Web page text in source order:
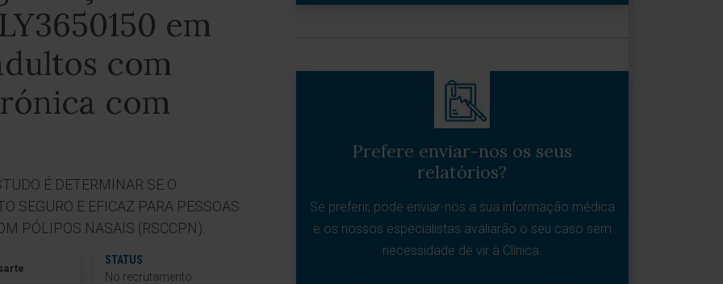
em
com
com
É DETERMINAR SE O
SEGURO E EFICAZ PARA PESSOAS
PÓLIPOS NASAIS (RSCCPN).
STATUS
No recrutamento
Prefere enviar-nos os seus
relatórios?
Se preferir, pode enviar-nos a sua informação médica
e os nossos especialistas avaliarão o seu caso sem
necessidade de vir à Clínica.